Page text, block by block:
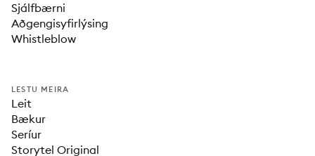
Sjálfbærni
Aðgengisyfirlýsing
Whistleblow
LESTU MEIRA
Leit
Bækur
Seríur
Storytel Original